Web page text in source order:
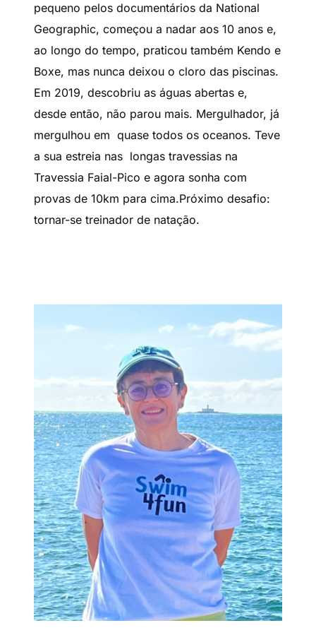
pequeno pelos documentários da National
Geographic, começou a nadar aos 10 anos e,
ao longo do tempo, praticou também Kendo e
Boxe, mas nunca deixou o cloro das piscinas.
Em 2019, descobriu as águas abertas e,
desde então, não parou mais. Mergulhador, já
mergulhou em quase todos os oceanos. Teve
a sua estreia nas longas travessias na
Travessia Faial-Pico e agora sonha com
provas de 10km para cima.Próximo desafio:
tornar-se treinador de natação.